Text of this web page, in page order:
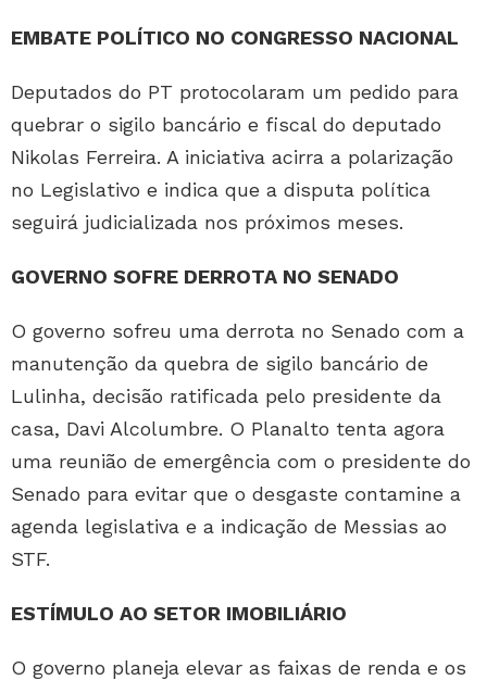
EMBATE POLÍTICO NO CONGRESSO NACIONAL
Deputados do PT protocolaram um pedido para
quebrar o sigilo bancário e fiscal do deputado
Nikolas Ferreira. A iniciativa acirra a polarização
no Legislativo e indica que a disputa política
seguirá judicializada nos próximos meses.
GOVERNO SOFRE DERROTA NO SENADO
O governo sofreu uma derrota no Senado com a
manutenção da quebra de sigilo bancário de
Lulinha, decisão ratificada pelo presidente da
casa, Davi Alcolumbre. O Planalto tenta agora
uma reunião de emergência com o presidente do
Senado para evitar que o desgaste contamine a
agenda legislativa e a indicação de Messias ao
STF.
ESTÍMULO AO SETOR IMOBILIÁRIO
O governo planeja elevar as faixas de renda e os